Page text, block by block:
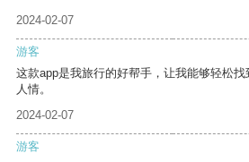
2024-02-07
游客
这款app是我旅行的好帮手，让我能够轻松
人情。
2024-02-07
游客